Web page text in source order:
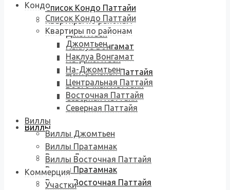
Список Кондо Паттайи
Квартиры по районам
Джомтьен
Наклуа Вонгамат
На-Джомтьен
Центральная Паттайя
Восточная Паттайя
Северная Паттайя
Виллы
Виллы Джомтьен
Виллы Пратамнак
Виллы Восточная Паттайя
Кондо
Список Кондо Паттайи
Квартиры по районам
Джомтьен
Наклуа Вонгамат
На-Джомтьен
Центральная Паттайя
Восточная Паттайя
Северная Паттайя
Виллы
Виллы Джомтьен
Виллы Пратамнак
Виллы Восточная Паттайя
Коммерция
Участки